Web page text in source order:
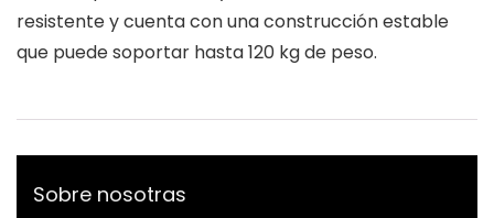
resistente y cuenta con una construcción estable
que puede soportar hasta 120 kg de peso.
Sobre nosotras